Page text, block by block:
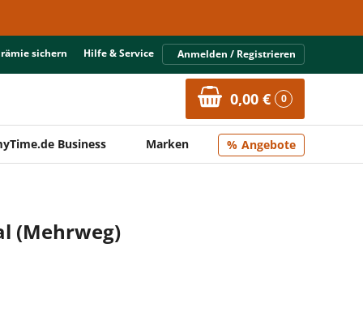
sichern Hilfe & Service Anmelden / Registrieren
0,00 € 0
Business Marken Angebote
(Mehrweg)